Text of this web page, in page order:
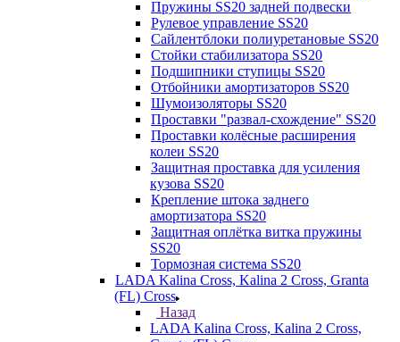
Пружины SS20 задней подвески
Рулевое управление SS20
Сайлентблоки полиуретановые SS20
Стойки стабилизатора SS20
Подшипники ступицы SS20
Отбойники амортизаторов SS20
Шумоизоляторы SS20
Проставки "развал-схождение" SS20
Проставки колёсные расширения
колеи SS20
Защитная проставка для усиления
кузова SS20
Крепление штока заднего
амортизатора SS20
Защитная оплётка витка пружины
SS20
Тормозная система SS20
LADA Kalina Cross, Kalina 2 Cross, Granta
(FL) Cross
Назад
LADA Kalina Cross, Kalina 2 Cross,